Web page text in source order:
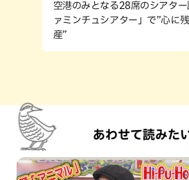
空港のみとなる28席のシアター
ァミンチュシアター」で”心に
産”
あわせて読みた